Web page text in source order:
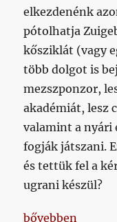
elkezdenénk
pótolhatja
kősziklát (vagy
több dolgot is
mezszponzor,
akadémiát, lesz
valamint a nyári
fogják játszani.
és tettük fel a
ugrani készül?
„Elnökség,
bővebben